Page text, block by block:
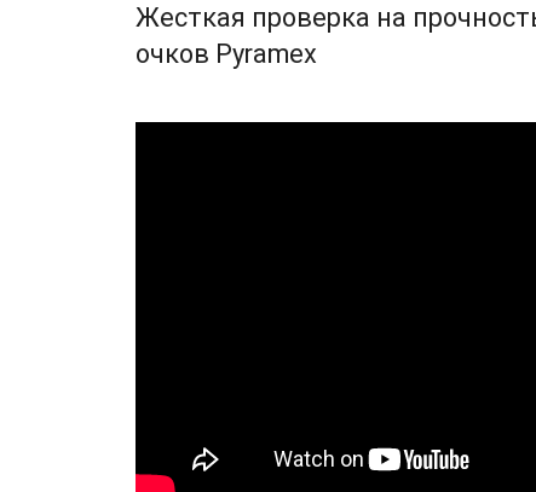
Жесткая проверка на
очков Pyramex